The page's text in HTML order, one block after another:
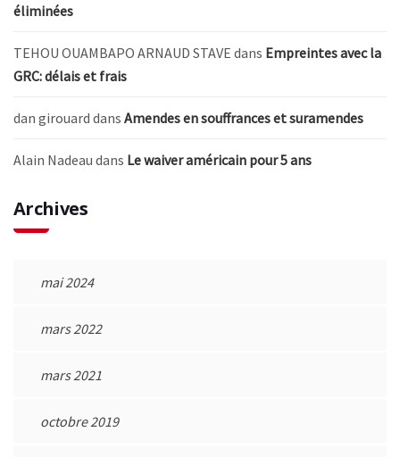
éliminées
TEHOU OUAMBAPO ARNAUD STAVE dans Empreintes avec la
GRC: délais et frais
dan girouard dans Amendes en souffrances et suramendes
Alain Nadeau dans Le waiver américain pour 5 ans
Archives
mai 2024
mars 2022
mars 2021
octobre 2019